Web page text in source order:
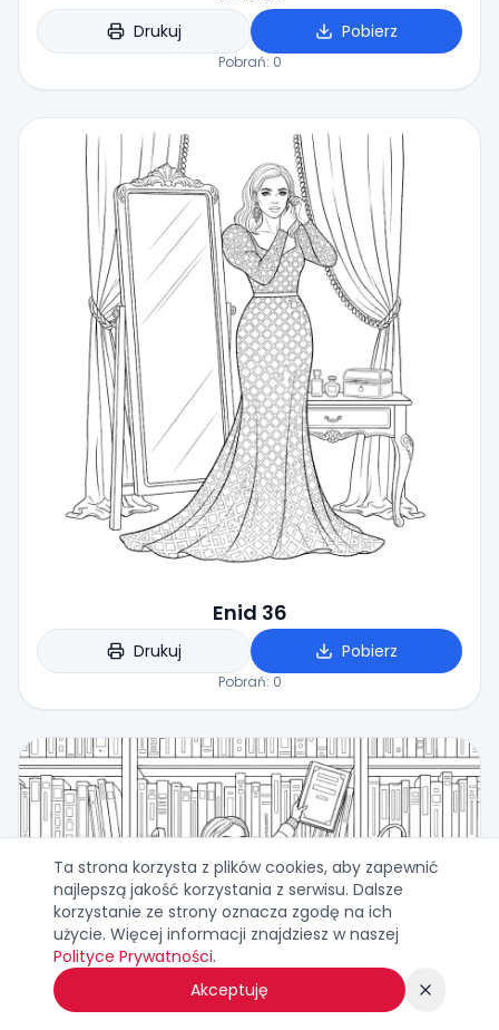
Drukuj Pobierz
Pobrań: 0
Enid 36
Drukuj Pobierz
Pobrań: 0
Ta strona korzysta z plików cookies, aby zapewnić
najlepszą jakość korzystania z serwisu. Dalsze
korzystanie ze strony oznacza zgodę na ich
użycie. Więcej informacji znajdziesz w naszej
Polityce Prywatności.
Akceptuję